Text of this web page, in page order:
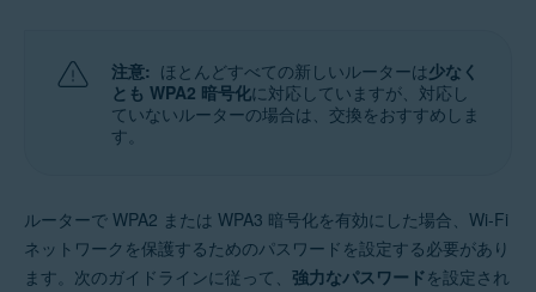
注意: ほとんどすべての新しいルーターは少なく
とも WPA2 暗号化に対応していますが、対応し
ていないルーターの場合は、交換をおすすめしま
す。
ルーターで WPA2 または WPA3 暗号化を有効にした場合、Wi-Fi
ネットワークを保護するためのパスワードを設定する必要があり
ます。次のガイドラインに従って、 強力なパスワードを設定され